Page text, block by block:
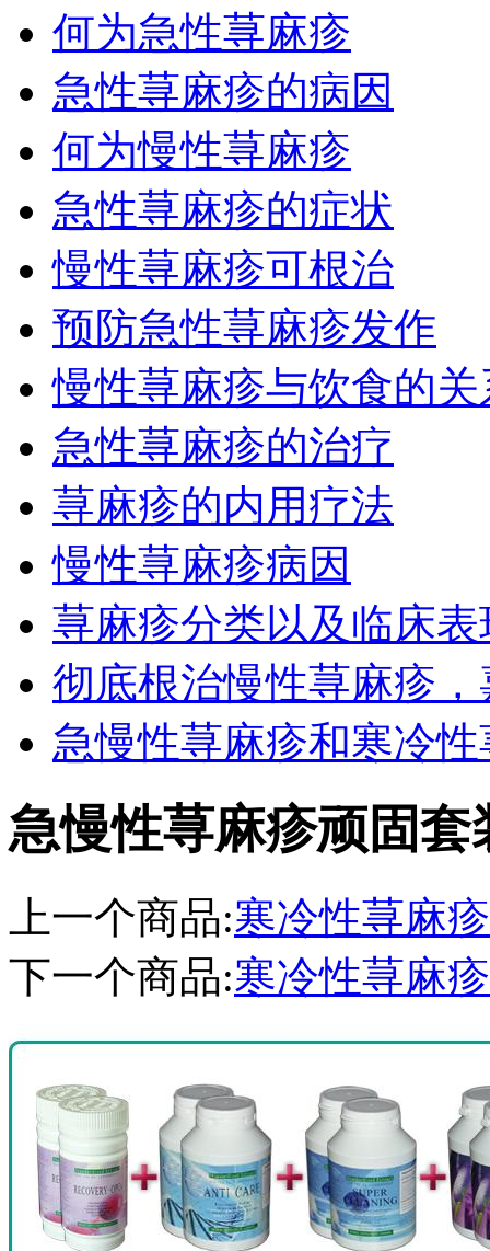
何为急性荨麻疹
急性荨麻疹的病因
何为慢性荨麻疹
急性荨麻疹的症状
慢性荨麻疹可根治
预防急性荨麻疹发作
慢性荨麻疹与饮食的关
急性荨麻疹的治疗
荨麻疹的内用疗法
慢性荨麻疹病因
荨麻疹分类以及临床表
彻底根治慢性荨麻疹，
急慢性荨麻疹和寒冷性
急慢性荨麻疹顽固套
上一个商品:寒冷性荨麻
下一个商品:寒冷性荨麻